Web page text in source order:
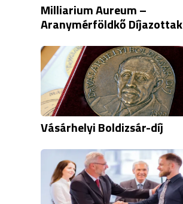
Milliarium Aureum –
Aranymérföldkő Díjazottak
Vásárhelyi Boldizsár-díj